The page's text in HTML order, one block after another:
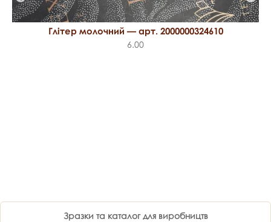
Глітер молочний — арт. 2000000324610
6.00
Зразки та каталог для виробництв